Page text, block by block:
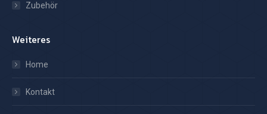
Zubehör
Weiteres
Home
Kontakt